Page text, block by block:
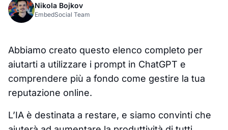
Nikola Bojkov
EmbedSocial Team
Abbiamo creato questo elenco completo per
aiutarti a utilizzare i prompt in ChatGPT e
comprendere più a fondo come gestire la tua
reputazione online.
L’IA è destinata a restare, e siamo convinti che